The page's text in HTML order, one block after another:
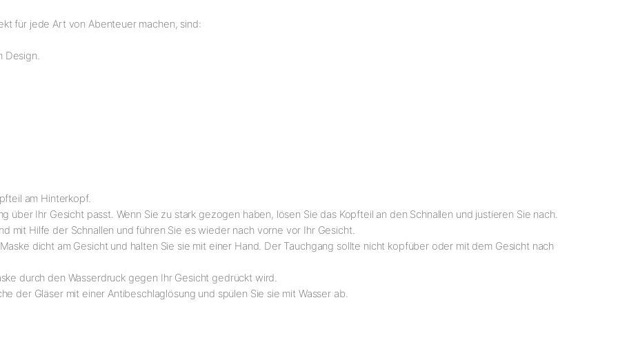
für jede Art von Abenteuer machen, sind:
Design.
am Hinterkopf.
über Ihr Gesicht passt. Wenn Sie zu stark gezogen haben, lösen Sie das Kopfteil an den Schnallen und justieren Sie nach.
mit Hilfe der Schnallen und führen Sie es wieder nach vorne vor Ihr Gesicht.
dicht am Gesicht und halten Sie sie mit einer Hand. Der Tauchgang sollte nicht kopfüber oder mit dem Gesicht nach
durch den Wasserdruck gegen Ihr Gesicht gedrückt wird.
der Gläser mit einer Antibeschlaglösung und spülen Sie sie mit Wasser ab.